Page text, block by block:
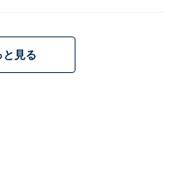
。最新の内容をご確認
と見る